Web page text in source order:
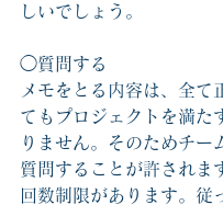
しいでしょう。
◯質問する
メモをとる内容は、全て
てもプロジェクトを満た
りません。そのためチー
質問することが許されま
回数制限があります。従